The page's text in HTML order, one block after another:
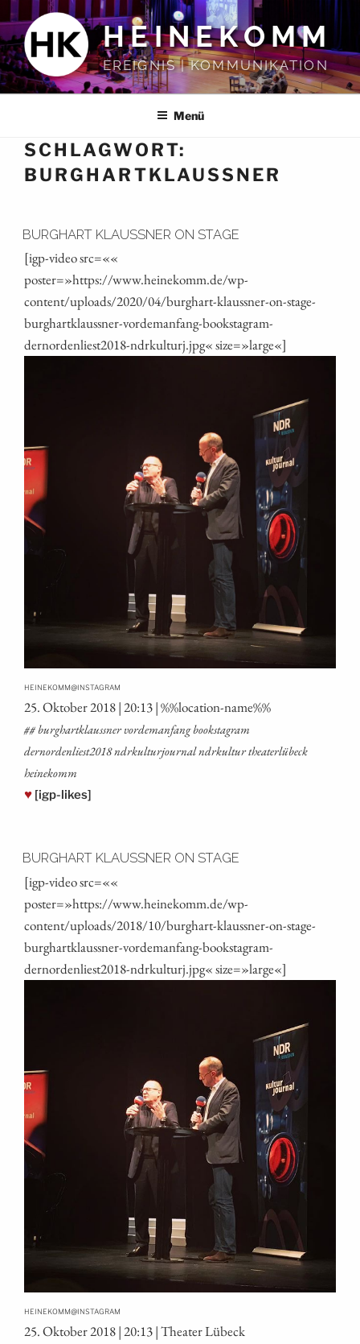
Inhalt
springen
HEINEKOMM
EREIGNIS | KOMMUNIKATION
Menü
SCHLAGWORT:
BURGHARTKLAUSSNER
BURGHART KLAUSSNER ON STAGE
[igp-video src=««
poster=»https://www.heinekomm.de/wp-
content/uploads/2020/04/burghart-klaussner-on-stage-
burghartklaussner-vordemanfang-bookstagram-
dernordenliest2018-ndrkulturj.jpg« size=»large«]
HEINEKOMM@INSTAGRAM
25. Okto­ber 2018 | 20:13 | %%loca­ti­on-name%%
## burg­hart­kl­auss­ner vor­dem­an­fang booksta­gram
dernordenliest2018 ndrkul­tur­jour­nal ndrkul­tur thea­ter­l­ü­beck
heinekomm
♥ [igp-likes]
BURGHART KLAUSSNER ON STAGE
[igp-video src=««
poster=»https://www.heinekomm.de/wp-
content/uploads/2018/10/burghart-klaussner-on-stage-
burghartklaussner-vordemanfang-bookstagram-
dernordenliest2018-ndrkulturj.jpg« size=»large«]
HEINEKOMM@INSTAGRAM
25. Okto­ber 2018 | 20:13 | Thea­ter Lübeck